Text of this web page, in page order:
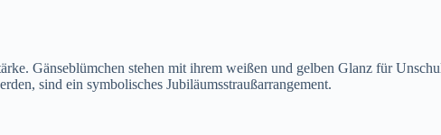
Gänseblümchen stehen mit ihrem weißen und gelben Glanz für
sind ein symbolisches Jubiläumsstraußarrangement.